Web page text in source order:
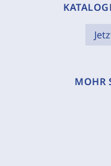
MOHR